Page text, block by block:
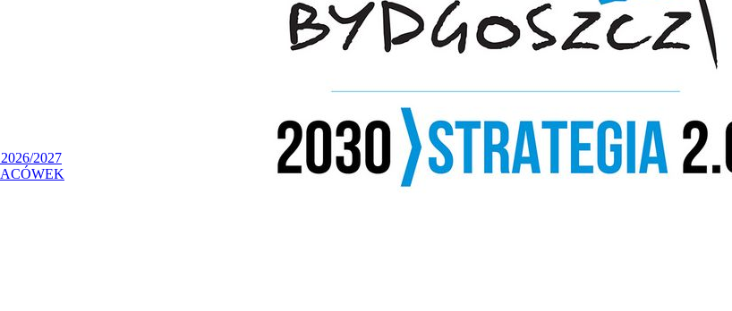
2027